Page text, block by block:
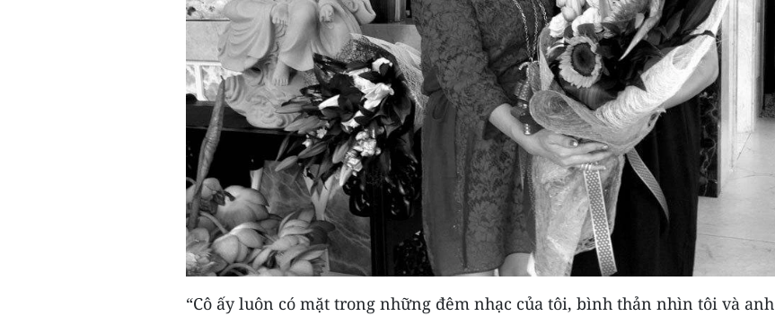
“Cô ấy luôn có mặt trong những đêm nhạc của tôi, bình thản nhìn tôi và anh